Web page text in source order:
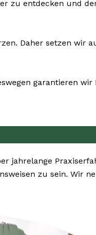
zu entdecken und
Daher setzen wir
garantieren
jahrelange
zu sein. Wir